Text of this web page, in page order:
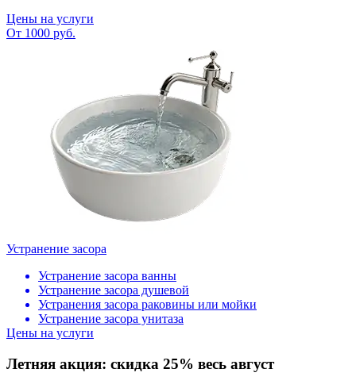
Цены на услуги
От 1000 руб.
Устранение засора
Устранение засора ванны
Устранение засора душевой
Устранения засора раковины или мойки
Устранение засора унитаза
Цены на услуги
Летняя акция: скидка 25% весь август